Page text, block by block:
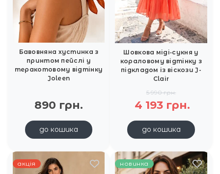
Бавовняна хустинка з
принтом пейслі у
теракотовому відтінку
Joleen
890 грн.
до кошика
Шовкова міді‑сукня у
кораловому відтінку з
підкладом із віскози J-
Clair
5 990 грн.
4 193 грн.
до кошика
акція новинка